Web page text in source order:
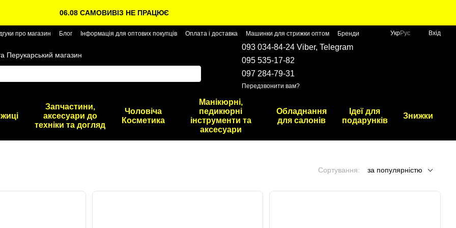
06.08 САМОВИВІЗ НЕ ПРАЦЮЄ
про магазин Блог Інформація для оптових покупців Оплата і доставка Машинки для стрижки оптом Бренди УкрРус Вхід
Перукарський магазин
093 034-84-24 Viber, Telegram
095 535-17-82
097 284-79-31
Передзвонити вам?
Запчастини,
аксесуари до
техніки та догляд
Чоловіча
Косметика
Манікюрні,
педикюрні
інструменти та
аксесуари
Обладнання
для салонів
Ідеї для
подарунків
Знижки
Сортування: за популярністю